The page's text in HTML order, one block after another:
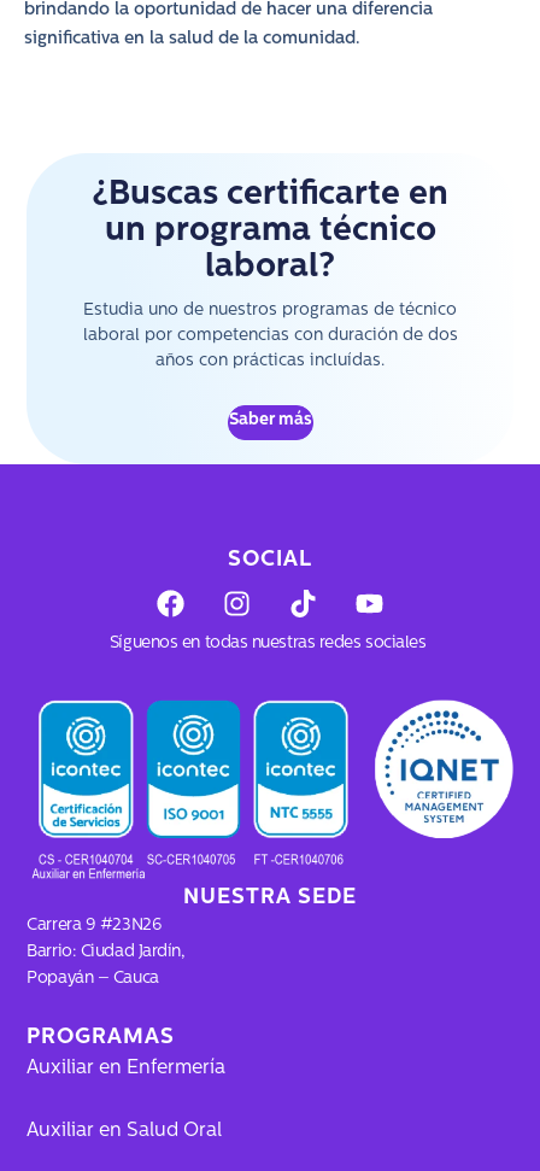
brindando la oportunidad de hacer una diferencia
significativa en la salud de la comunidad.
¿Buscas certificarte en
un programa técnico
laboral?
Estudia uno de nuestros programas de técnico
laboral por competencias con duración de dos
años con prácticas incluídas.
Saber más
PROGRAMAS
Auxiliar en Enfermería
Auxiliar en Salud Oral
NUESTRA SEDE
Carrera 9 #23N26
Barrio: Ciudad Jardín,
Popayán – Cauca
SOCIAL
F
a
c
b
o
o
k
I
n
s
a
a
T
i
k
o
k
Y
o
u
b
e
Síguenos en todas nuestras redes sociales